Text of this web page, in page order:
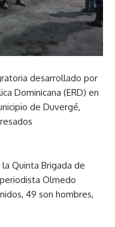
desarrollado por
Dominicana (ERD) en
de Duvergé,
Quinta Brigada de
Olmedo
49 son hombres,